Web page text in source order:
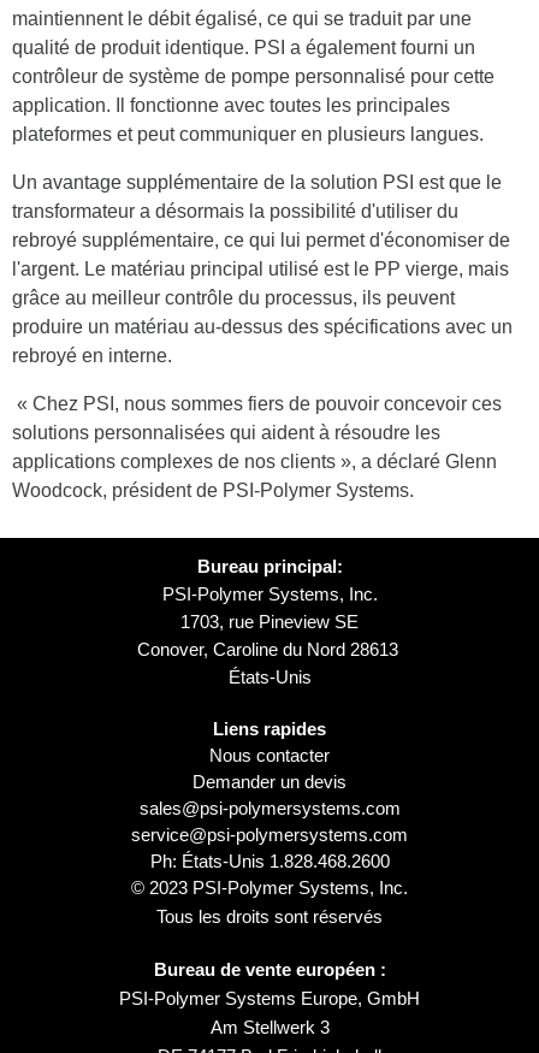
maintiennent le débit égalisé, ce qui se traduit par une
qualité de produit identique. PSI a également fourni un
contrôleur de système de pompe personnalisé pour cette
application. Il fonctionne avec toutes les principales
plateformes et peut communiquer en plusieurs langues.
Un avantage supplémentaire de la solution PSI est que le
transformateur a désormais la possibilité d'utiliser du
rebroyé supplémentaire, ce qui lui permet d'économiser de
l'argent. Le matériau principal utilisé est le PP vierge, mais
grâce au meilleur contrôle du processus, ils peuvent
produire un matériau au-dessus des spécifications avec un
rebroyé en interne.
« Chez PSI, nous sommes fiers de pouvoir concevoir ces
solutions personnalisées qui aident à résoudre les
applications complexes de nos clients », a déclaré Glenn
Woodcock, président de PSI-Polymer Systems.
Bureau principal:
PSI-Polymer Systems, Inc.
1703, rue Pineview SE
Conover, Caroline du Nord 28613
États-Unis
Liens rapides
Nous contacter
Demander un devis
sales@psi-polymersystems.com
service@psi-polymersystems.com
Ph: États-Unis 1.828.468.2600
© 2023 PSI-Polymer Systems, Inc.
Tous les droits sont réservés
Bureau de vente européen :
PSI-Polymer Systems Europe, GmbH
Am Stellwerk 3